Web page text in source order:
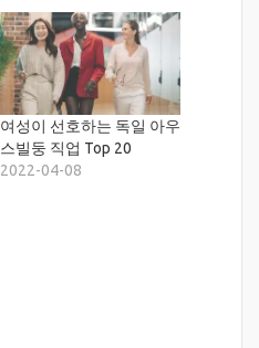
여성이 선호하는 독일 아우
스빌둥 직업 Top 20
2022-04-08